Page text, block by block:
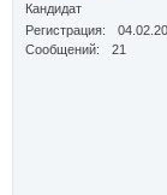
Кандидат
Регистрация
Сообщений
21